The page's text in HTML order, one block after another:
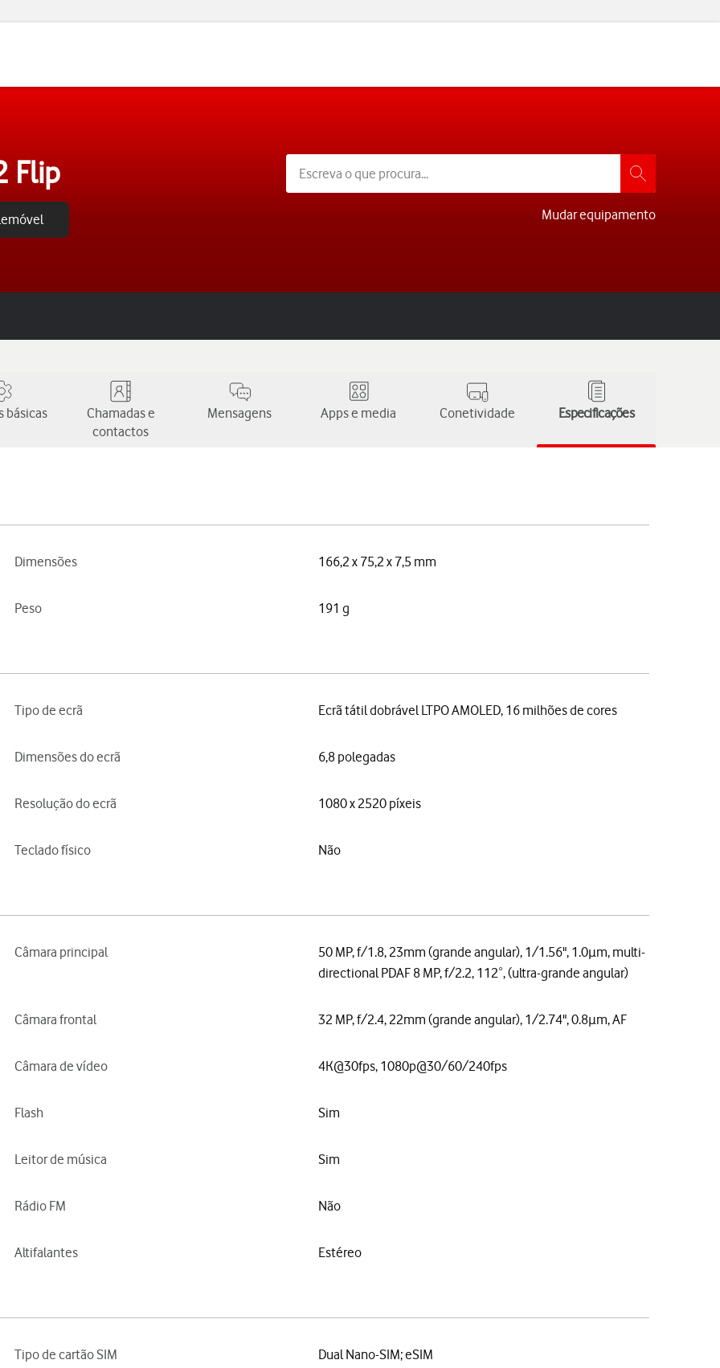
Flip
Mudar equipamento
básicas
Chamadas e
contactos
Mensagens Apps e media Conetividade Especificações
Dimensões 166,2 x 75,2 x 7,5 mm
Peso 191 g
Tipo de ecrã Ecrã tátil dobrável LTPO AMOLED, 16 milhões de cores
Dimensões do ecrã 6,8 polegadas
Resolução do ecrã 1080 x 2520 píxeis
Teclado físico Não
Câmara principal
50 MP, f/1.8, 23mm (grande angular), 1/1.56", 1.0µm, multi-
directional PDAF 8 MP, f/2.2, 112˚, (ultra-grande angular)
Câmara frontal 32 MP, f/2.4, 22mm (grande angular), 1/2.74", 0.8µm, AF
Câmara de vídeo 4K@30fps, 1080p@30/60/240fps
Flash Sim
Leitor de música Sim
Rádio FM Não
Altifalantes Estéreo
Tipo de cartão SIM Dual Nano-SIM; eSIM